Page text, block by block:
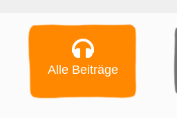
Alle Beiträge